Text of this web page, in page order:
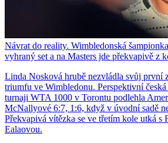
Návrat do reality. Wimbledonská
vyhraný set a na Masters jde překvapivě z
Linda Nosková hrubě nezvládla svůj první
triumfu ve Wimbledonu. Perspektivní česká
turnaji WTA 1000 v Torontu podlehla
McNallyové 6:7, 1:6, když v úvodní sadě
Překvapivá vítězka se ve třetím kole utká s
Ealaovou.